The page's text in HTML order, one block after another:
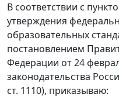
В соответствии с
утверждения
образовательных
постановлением
Федерации от 24
законодательства
ст. 1110), приказываю: